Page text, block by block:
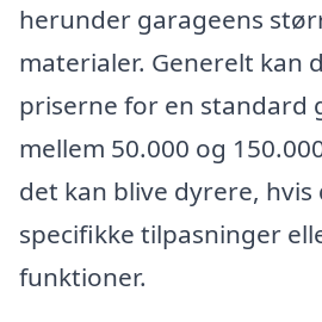
herunder garageens
materialer. Generelt kan
priserne for en standard
mellem 50.000 og
det kan blive dyrere, hvis
specifikke tilpasninger
funktioner.